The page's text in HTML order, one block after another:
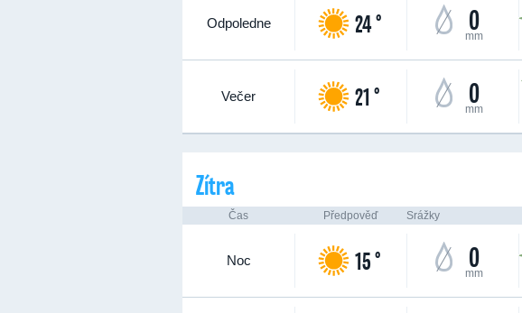
Odpoledne 24 ° 0
mm
Večer 21 ° 0
mm
Zítra
Čas Předpověď Srážky
Noc 15 ° 0
mm